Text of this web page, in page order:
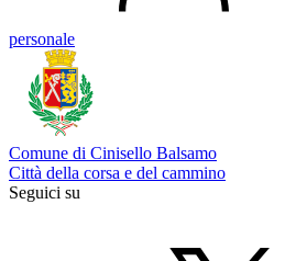
personale
Comune di Cinisello Balsamo
Città della corsa e del cammino
Seguici su